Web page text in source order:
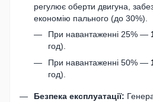
регулює оберти двигуна,
економію пального (до 30%).
При навантаженні 25% —
год).
При навантаженні 50% —
год).
Безпека експлуатації: